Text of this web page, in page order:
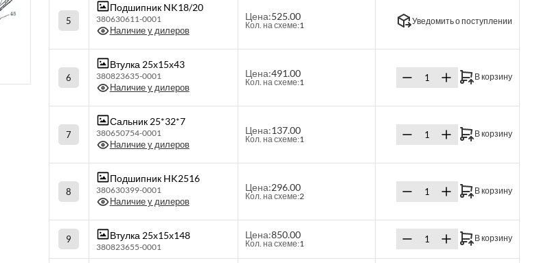
5
Подшипник NK18/20
380630611-0001
Наличие у дилеров
Цена:525.00
Кол. на схеме:1 Уведомить о поступлении
6
Втулка 25х15х43
380823635-0001
Наличие у дилеров
Цена:491.00
Кол. на схеме:1
В корзину
7
Сальник 25*32*7
380650754-0001
Наличие у дилеров
Цена:137.00
Кол. на схеме:1
В корзину
8
Подшипник HK2516
380630399-0001
Наличие у дилеров
Цена:296.00
Кол. на схеме:2
В корзину
9 Втулка 25х15х148
380823655-0001
Цена:850.00
Кол. на схеме:1
В корзину